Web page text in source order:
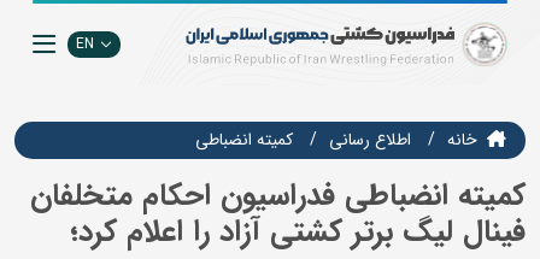
EN
خانه اطلاع رسانی کمیته انضباطی
کمیته انضباطی فدراسیون احکام متخلفان
فینال لیگ برتر کشتی آزاد را اعلام کرد؛